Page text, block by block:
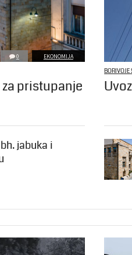
0 EKONOMIJA
pristupanje
BORIVOJE
jabuka i